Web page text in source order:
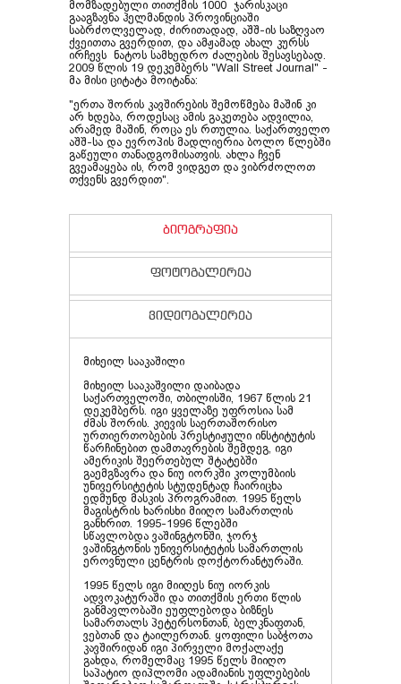
მომზადებული თითქმის 1000 ჯარისკაცი
გააგზავნა ჰელმანდის პროვინციაში
საბრძოლველად, ძირითადად, აშშ-ის საზღვაო
ქვეითთა გვერდით, და ამჟამად ახალ კურსს
ირჩევს ნატოს სამხედრო ძალების შესავსებად.
2009 წლის 19 დეკემბერს "Wall Street Journal" -
მა მისი ციტატა მოიტანა:
"ერთა შორის კავშირების შემოწმება მაშინ კი
არ ხდება, როდესაც ამის გაკეთება ადვილია,
არამედ მაშინ, როცა ეს რთულია. საქართველო
აშშ-სა და ევროპის მადლიერია ბოლო წლებში
გაწეული თანადგომისათვის. ახლა ჩვენ
გვეამაყება ის, რომ ვიდგეთ და ვიბრძოლოთ
თქვენს გვერდით".
ბიოგრაფია
ფოტოგალერეა
ვიდეოგალერეა
მიხეილ სააკაშილი
მიხეილ სააკაშვილი დაიბადა
საქართველოში, თბილისში, 1967 წლის 21
დეკემბერს. იგი ყველაზე უფროსია სამ
ძმას შორის. კიევის საერთაშორისო
ურთიერთობების პრესტიჟული ინსტიტუტის
წარჩინებით დამთავრების შემდეგ, იგი
ამერიკის შეერთებულ შტატებში
გაემგზავრა და ნიუ იორკში კოლუმბიის
უნივერსიტეტის სტუდენტად ჩაირიცხა
ედმუნდ მასკის პროგრამით. 1995 წელს
მაგისტრის ხარისხი მიიღო სამართლის
განხრით. 1995-1996 წლებში
სწავლობდა ვაშინგტონში, ჯორჯ
ვაშინგტონის უნივერსიტეტის სამართლის
ეროვნული ცენტრის დოქტორანტურაში.
1995 წელს იგი მიიღეს ნიუ იორკის
ადვოკატურაში და თითქმის ერთი წლის
განმავლობაში ეუფლებოდა ბიზნეს
სამართალს პეტერსონთან, ბელკნაფთან,
ვებთან და ტაილერთან. ყოფილი საბჭოთა
კავშირიდან იგი პირველი მოქალაქე
გახდა, რომელმაც 1995 წელს მიიღო
საპატიო დიპლომი ადამიანის უფლებების